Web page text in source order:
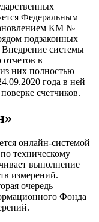
Федеральным
КМ №
подзаконных
системы
в
них полностью
года в ней
счетчиков.
онлайн-системой
техническому
выполнение
измерений.
очередь
Фонда